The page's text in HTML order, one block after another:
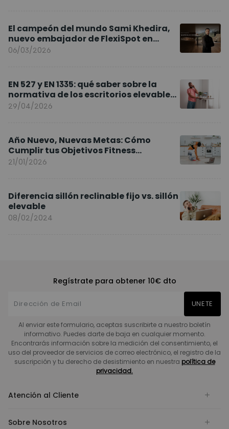
El campeón del mundo Sami Khedira,
nuevo embajador de FlexiSpot en
Europa
06/03/2026
EN 527 y EN 1335: qué saber sobre la
normativa de los escritorios elevables
y sillas ergonómicas
29/04/2026
Año Nuevo, Nuevas Metas: Cómo
Cumplir tus Objetivos Fitness
Entrenando en Casa
21/01/2026
Diferencia sillón reclinable fijo vs. sillón
elevable
08/02/2024
Regístrate para obtener 10€ dto
UNETE
Al enviar este formulario, aceptas suscribirte a nuestro boletín
informativo. Puedes darte de baja en cualquier momento.
Encontrarás información sobre la medición del consentimiento, el
uso del proveedor de servicios de correo electrónico, el registro de la
suscripción y tu derecho de desistimiento en nuestra política de
privacidad.
Atención al Cliente
Sobre Nosotros